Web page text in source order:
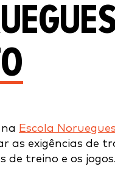
Escola
as exigências de
de treino e os jogos.